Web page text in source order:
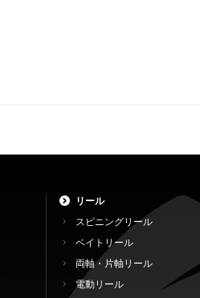
リール
スピニングリール
ベイトリール
両軸・片軸リール
電動リール